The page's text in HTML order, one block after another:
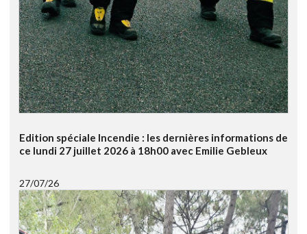
Edition spéciale Incendie : les dernières informations de
ce lundi 27 juillet 2026 à 18h00 avec Emilie Gebleux
27/07/26